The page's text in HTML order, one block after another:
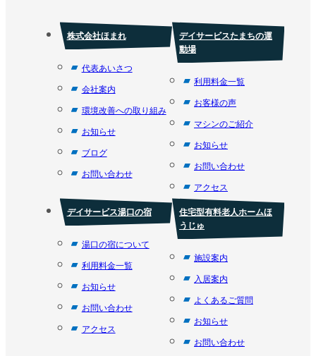
株式会社ほまれ
代表あいさつ
会社案内
環境改善への取り組み
お知らせ
ブログ
お問い合わせ
デイサービスたまちの運
動場
利用料金一覧
お客様の声
マシンのご紹介
お知らせ
お問い合わせ
アクセス
デイサービス湯口の宿
湯口の宿について
利用料金一覧
お知らせ
お問い合わせ
アクセス
住宅型有料老人ホームほ
うじゅ
施設案内
入居案内
よくあるご質問
お知らせ
お問い合わせ